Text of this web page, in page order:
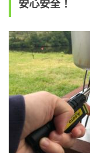
安心安全！